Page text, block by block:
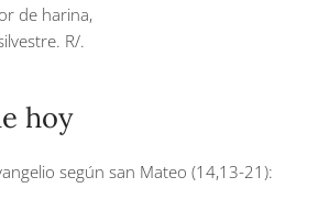
de harina,
R/.
hoy
según san Mateo (14,13-21):